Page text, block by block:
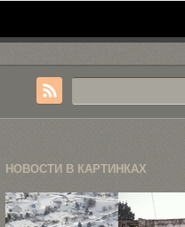
НОВОСТИ В КАРТИНКАХ